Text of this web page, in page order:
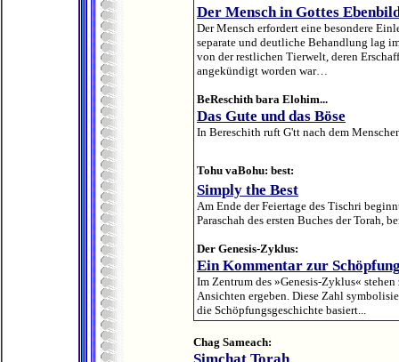
Der Mensch in Gottes
Der Mensch erfordert eine besondere
separate und deutliche Behandlung lag
von der restlichen Tierwelt, deren
angekündigt worden war…
BeReschith bara Elohim...
Das Gute und das Böse
In Bereschith ruft G'tt nach dem
Tohu vaBohu: best:
Simply the Best
Am Ende der Feiertage des Tischri
Paraschah des ersten Buches der Torah,
Der Genesis-Zyklus:
Ein Kommentar zur
Im Zentrum des »Genesis-Zyklus«
Ansichten ergeben. Diese Zahl
die Schöpfungsgeschichte basiert...
Chag Sameach:
Simchat Torah